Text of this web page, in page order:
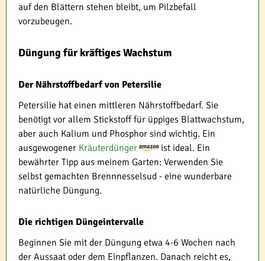
auf den Blättern stehen bleibt, um Pilzbefall
vorzubeugen.
Düngung für kräftiges Wachstum
Der Nährstoffbedarf von Petersilie
Petersilie hat einen mittleren Nährstoffbedarf. Sie
benötigt vor allem Stickstoff für üppiges Blattwachstum,
aber auch Kalium und Phosphor sind wichtig. Ein
ausgewogener Kräuterdünger
ist ideal. Ein
bewährter Tipp aus meinem Garten: Verwenden Sie
selbst gemachten Brennnesselsud - eine wunderbare
natürliche Düngung.
Die richtigen Düngeintervalle
Beginnen Sie mit der Düngung etwa 4-6 Wochen nach
der Aussaat oder dem Einpflanzen. Danach reicht es,